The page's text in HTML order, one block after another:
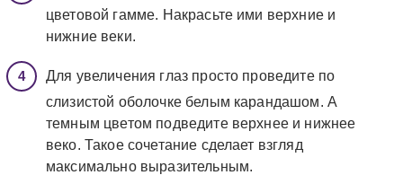
цветовой гамме. Накрасьте ими верхние и
нижние веки.
Для увеличения глаз просто проведите по
слизистой оболочке белым карандашом. А
темным цветом подведите верхнее и нижнее
веко. Такое сочетание сделает взгляд
максимально выразительным.